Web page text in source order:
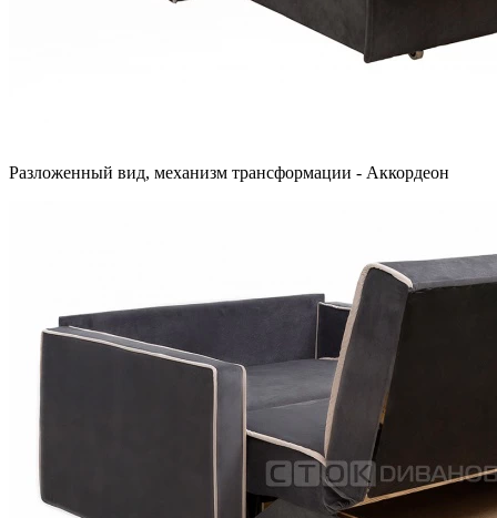
Разложенный вид, механизм трансформации - Аккордеон